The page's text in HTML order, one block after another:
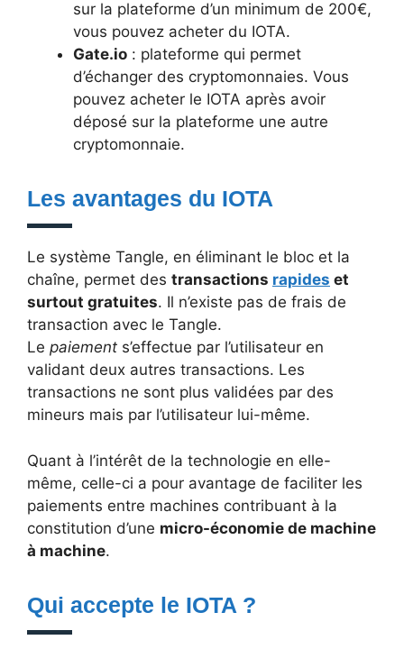
sur la plateforme d’un minimum de 200€,
vous pouvez acheter du IOTA.
Gate.io : plateforme qui permet
d’échanger des cryptomonnaies. Vous
pouvez acheter le IOTA après avoir
déposé sur la plateforme une autre
cryptomonnaie.
Les avantages du IOTA
Le système Tangle, en éliminant le bloc et la
chaîne, permet des transactions rapides et
surtout gratuites. Il n’existe pas de frais de
transaction avec le Tangle.
Le paiement s’effectue par l’utilisateur en
validant deux autres transactions. Les
transactions ne sont plus validées par des
mineurs mais par l’utilisateur lui-même.
Quant à l’intérêt de la technologie en elle-
même, celle-ci a pour avantage de faciliter les
paiements entre machines contribuant à la
constitution d’une micro-économie de machine
à machine.
Qui accepte le IOTA ?